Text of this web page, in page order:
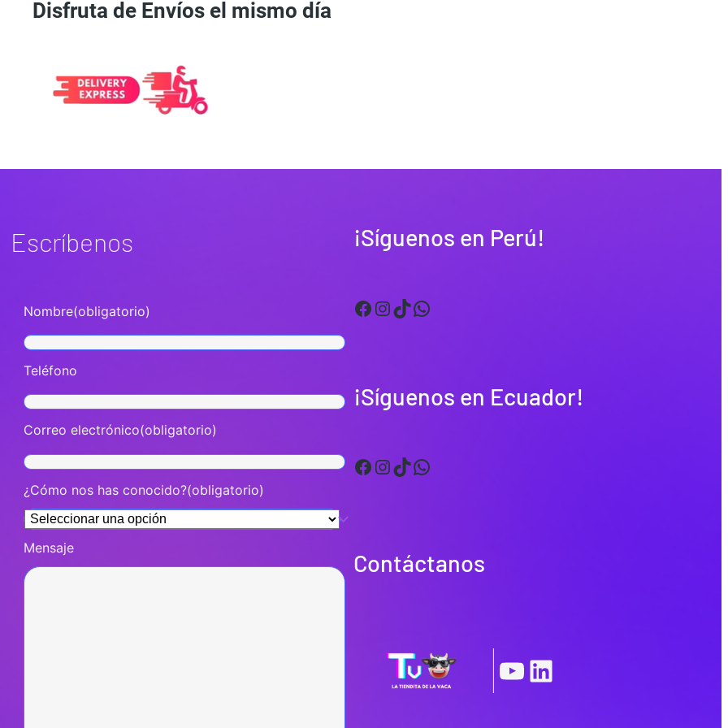
Disfruta de Envíos el mismo día
Escríbenos
Nombre(obligatorio)
Teléfono
Correo electrónico(obligatorio)
¿Cómo nos has conocido?(obligatorio)
Mensaje
¡Síguenos en Perú!
Facebook InstagramTikTok WhatsApp
¡Síguenos en Ecuador!
Facebook InstagramTikTok WhatsApp
Contáctanos
YouTube LinkedIn